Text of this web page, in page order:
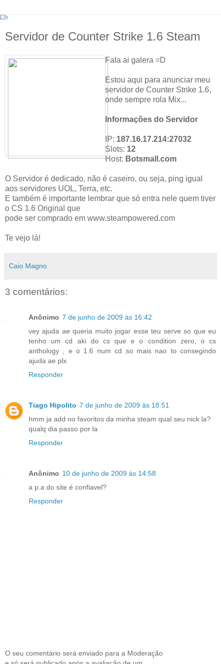
Servidor de Counter Strike 1.6 Steam
Fala ai galera =D
Estou aqui para anunciar meu
servidor de Counter Strike 1.6,
onde sempre rola Mix...
Informações do Servidor
IP: 187.16.17.214:27032
Slots: 12
Host: Botsmall.com
O Servidor é dedicado, não é caseiro, ou seja, ping igual
aos servidores UOL, Terra, etc.
E também é importante lembrar que só entra nele quem tiver
o CS 1.6 Original que
pode ser comprado em www.steampowered.com
Te vejo lá!
Caio Magno
3 comentários:
Anônimo 7 de junho de 2009 às 16:42
vey ajuda ae queria muito jogar esse teu serve so que eu
tenho um cd aki do cs que e o condition zero, o cs
anthology , e o 1.6 num cd so mais nao to consegindo
ajuda ae plx
Responder
Tiago Hipolito 7 de junho de 2009 às 18:51
hmm ja add no favoritos da minha steam qual seu nick la?
qualq dia passo por la
Responder
Anônimo 10 de junho de 2009 às 14:58
a p.a do site é confiavel?
Responder
O seu comentário será enviado para a Moderação